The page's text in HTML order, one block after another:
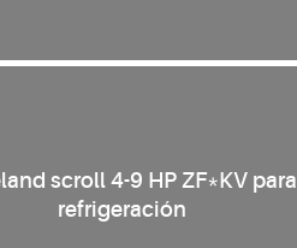
scroll 4-9 HP ZF*KV para
refrigeración